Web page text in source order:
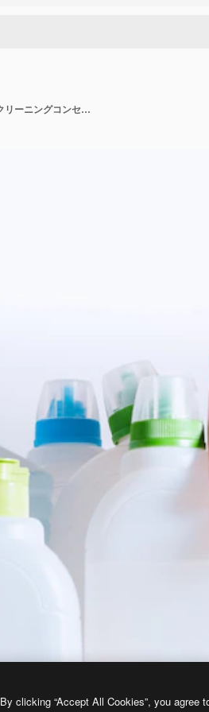
ハウスクリーニング製品は白い背景の上に積み上げられます。クリーニングコンセプト、クリーニング用品。
By clicking “Accept All Cookies”, you